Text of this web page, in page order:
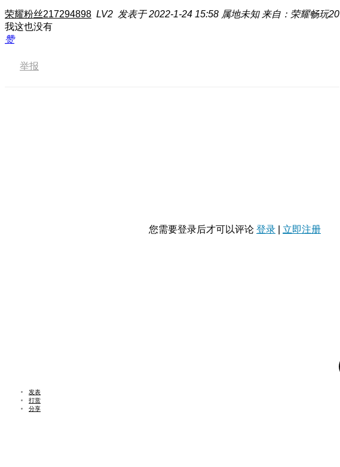
荣耀粉丝217294898 LV2 发表于 2022-1-24 15:58 属地未知 来自：荣耀畅玩20
我这也没有
赞
举报
您需要登录后才可以评论 登录 立即注册
发表
打赏
分享